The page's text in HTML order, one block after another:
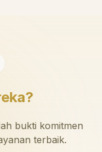
bukti komitmen
terbaik.